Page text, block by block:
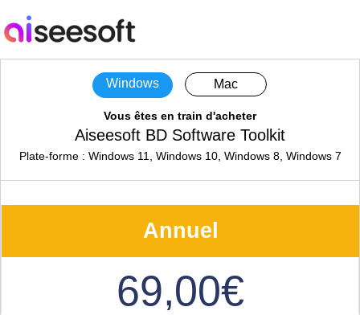
Windows Mac
Vous êtes en train d'acheter
Aiseesoft BD Software Toolkit
Plate-forme : Windows 11, Windows 10, Windows 8, Windows 7
Annuel
69,00€